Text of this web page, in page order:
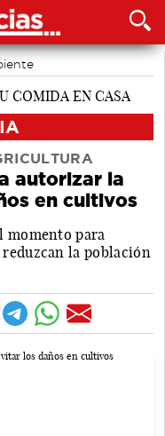
autorizar la
en cultivos
momento para
la población